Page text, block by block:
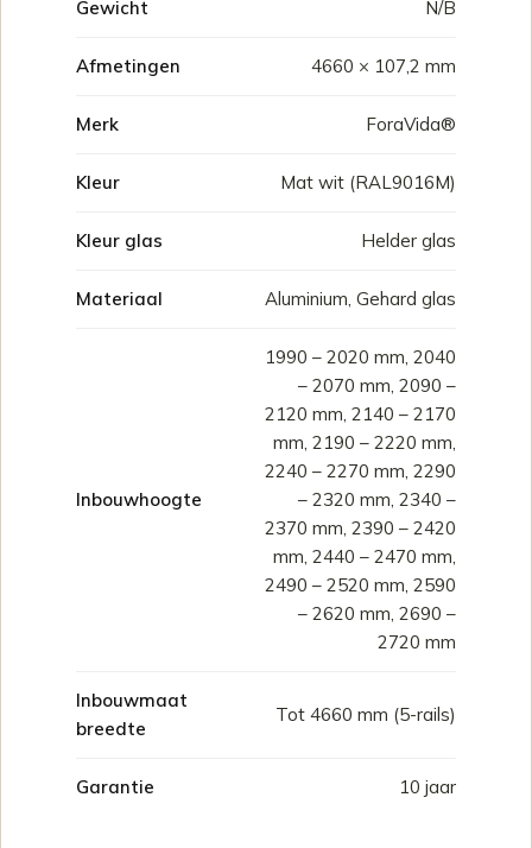
Gewicht N/B
Afmetingen 4660 × 107,2 mm
Merk ForaVida®
Kleur Mat wit (RAL9016M)
Kleur glas Helder glas
Materiaal Aluminium, Gehard glas
Inbouwhoogte
1990 – 2020 mm, 2040
– 2070 mm, 2090 –
2120 mm, 2140 – 2170
mm, 2190 – 2220 mm,
2240 – 2270 mm, 2290
– 2320 mm, 2340 –
2370 mm, 2390 – 2420
mm, 2440 – 2470 mm,
2490 – 2520 mm, 2590
– 2620 mm, 2690 –
2720 mm
Inbouwmaat
breedte
Tot 4660 mm (5-rails)
Garantie 10 jaar